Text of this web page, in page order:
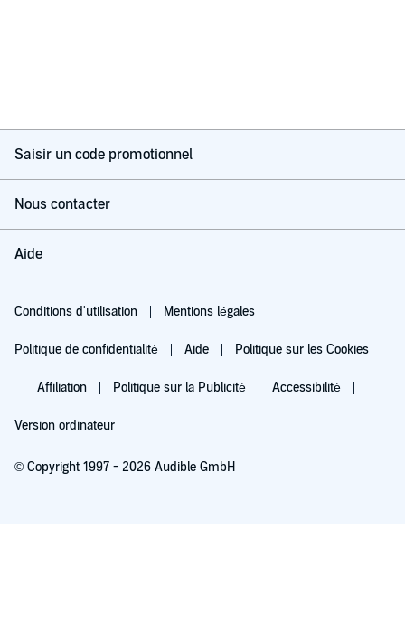
Saisir un code promotionnel
Nous contacter
Aide
Conditions d'utilisation Mentions légales
Politique de confidentialité Aide Politique sur les Cookies
Affiliation Politique sur la Publicité Accessibilité
Version ordinateur
© Copyright 1997 - 2026 Audible GmbH